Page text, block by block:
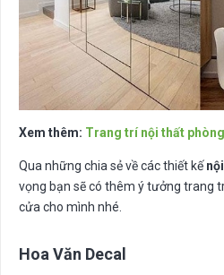
Xem thêm: Trang trí nội thất
Qua những chia sẻ về các thiết kế
vọng bạn sẽ có thêm ý tưởng trang
cửa cho mình nhé.
Hoa Văn Decal